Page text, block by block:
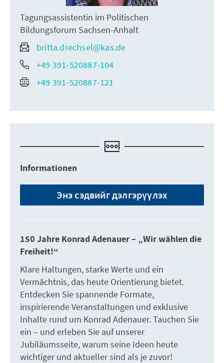
Tagungsassistentin im Politischen
Bildungsforum Sachsen-Anhalt
britta.drechsel@kas.de
+49 391-520887-104
+49 391-520887-121
Informationen
Энэ сэдвийг дэлгэрүүлэх
150 Jahre Konrad Adenauer – „Wir wählen die
Freiheit!“
Klare Haltungen, starke Werte und ein
Vermächtnis, das heute Orientierung bietet.
Entdecken Sie spannende Formate,
inspirierende Veranstaltungen und exklusive
Inhalte rund um Konrad Adenauer. Tauchen Sie
ein – und erleben Sie auf unserer
Jubiläumsseite, warum seine Ideen heute
wichtiger und aktueller sind als je zuvor!